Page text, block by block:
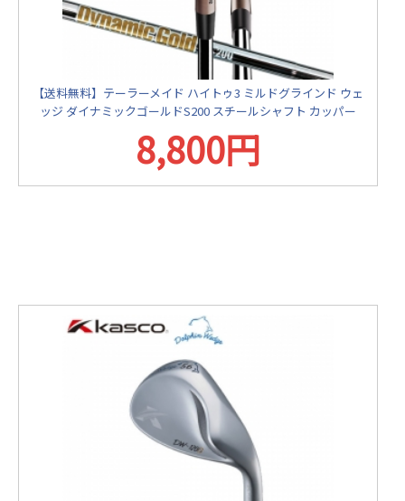
【送料無料】テーラーメイド ハイトゥ3 ミルドグラインド ウェ
ッジ ダイナミックゴールドS200 スチールシャフト カッパー
8,800円